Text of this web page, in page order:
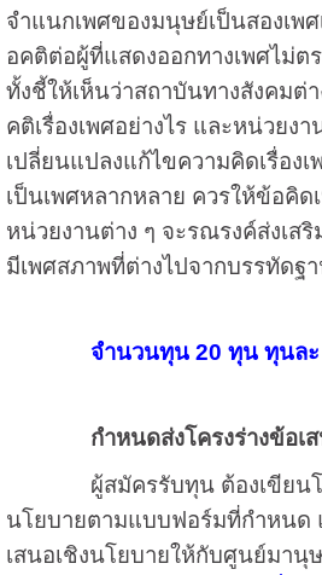
จำแนกเพศของมนุษย์เป็นสองเพ
อคติต่อผู้ที่แสดงออกทางเพศไม่ต
ทั้งชี้ให้เห็นว่าสถาบันทางสังคมต่
คติเรื่องเพศอย่างไร และหน่วยง
เปลี่ยนแปลงแก้ไขความคิดเรื่อง
เป็นเพศหลากหลาย ควรให้ข้อคิ
หน่วยงานต่าง ๆ จะรณรงค์ส่งเส
มีเพศสภาพที่ต่างไปจากบรรทัดฐ
จำนวนทุน 20 ทุน ทุนล
กำหนดส่งโครงร่างข้อเ
ผู้สมัครรับทุน ต้องเขียนโคร
นโยบายตามแบบฟอร์มที่กำหนด
เสนอเชิงนโยบายให้กับศูนย์มานุ